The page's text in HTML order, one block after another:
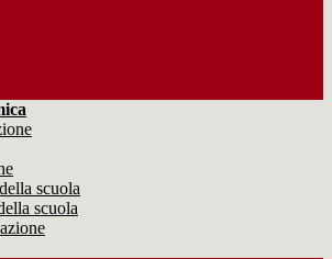
scuola
scuola